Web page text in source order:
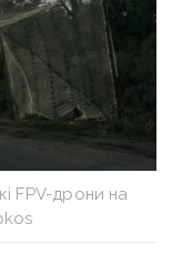
FPV-дрони на